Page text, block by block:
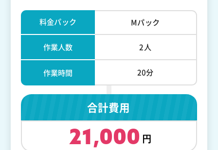
料金パック Mパック
作業人数 2人
作業時間 20分
合計費用
21,000